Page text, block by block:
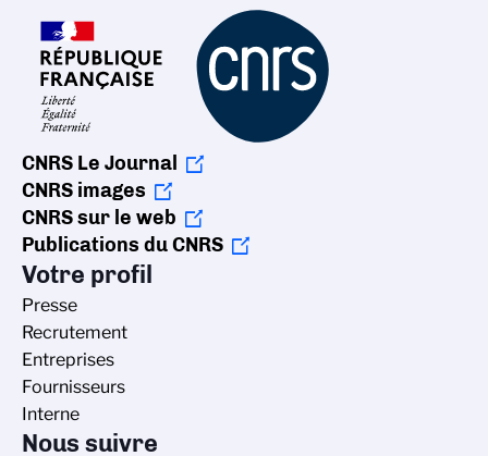
CNRS Le Journal
CNRS images
CNRS sur le web
Publications du CNRS
Votre profil
Presse
Recrutement
Entreprises
Fournisseurs
Interne
Nous suivre